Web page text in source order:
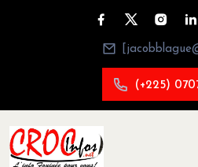
(+225)